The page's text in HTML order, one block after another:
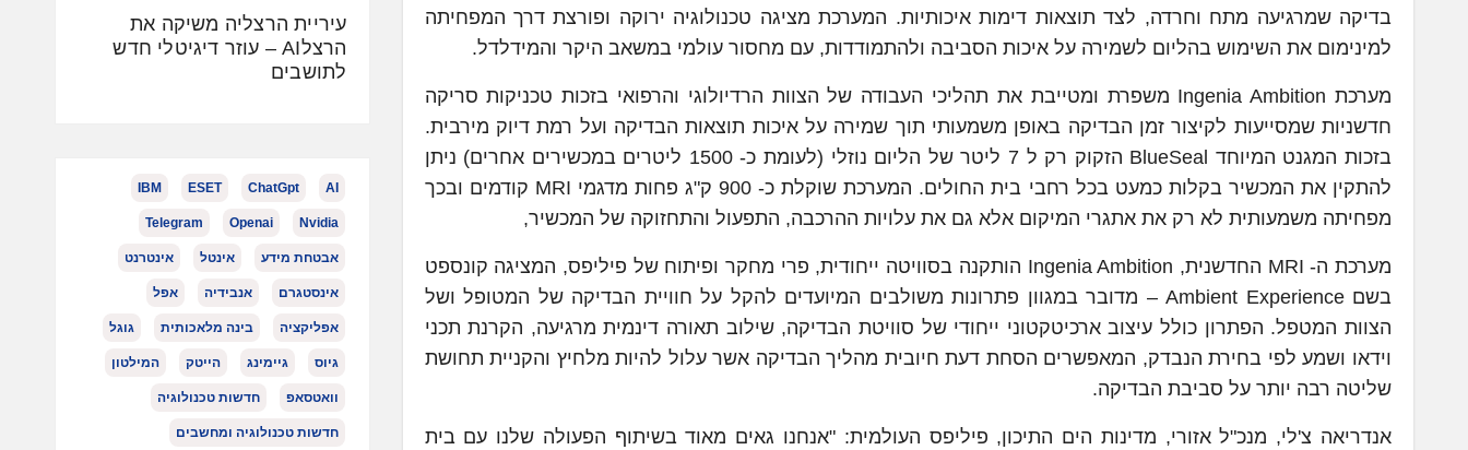
בדיקה שמרגיעה מתח וחרדה, לצד תוצאות דימות איכותיות. המערכת מציגה טכנולוגיה ירוקה ופורצת דרך המפחיתה
למינימום את השימוש בהליום לשמירה על איכות הסביבה ולהתמודדות, עם מחסור עולמי במשאב היקר והמידלדל.
מערכת Ingenia Ambition משפרת ומטייבת את תהליכי העבודה של הצוות הרדיולוגי והרפואי בזכות טכניקות סריקה
חדשניות שמסייעות לקיצור זמן הבדיקה באופן משמעותי תוך שמירה על איכות תוצאות הבדיקה ועל רמת דיוק מירבית.
בזכות המגנט המיוחד BlueSeal הזקוק רק ל 7 ליטר של הליום נוזלי (לעומת כ- 1500 ליטרים במכשירים אחרים) ניתן
להתקין את המכשיר בקלות כמעט בכל רחבי בית החולים. המערכת שוקלת כ- 900 ק"ג פחות מדגמי MRI קודמים ובכך
מפחיתה משמעותית לא רק את אתגרי המיקום אלא גם את עלויות ההרכבה, התפעול והתחזוקה של המכשיר,
מערכת ה- MRI החדשנית, Ingenia Ambition הותקנה בסוויטה ייחודית, פרי מחקר ופיתוח של פיליפס, המציגה קונספט
בשם Ambient Experience – מדובר במגוון פתרונות משולבים המיועדים להקל על חוויית הבדיקה של המטופל ושל
הצוות המטפל. הפתרון כולל עיצוב ארכיטקטוני ייחודי של סוויטת הבדיקה, שילוב תאורה דינמית מרגיעה, הקרנת תכני
וידאו ושמע לפי בחירת הנבדק, המאפשרים הסחת דעת חיובית מהליך הבדיקה אשר עלול להיות מלחיץ והקניית תחושת
שליטה רבה יותר על סביבת הבדיקה.
אנדריאה צ'לי, מנכ"ל אזורי, מדינות הים התיכון, פיליפס העולמית: "אנחנו גאים מאוד בשיתוף הפעולה שלנו עם בית
עיריית הרצליה משיקה את
הרצלAI – עוזר דיגיטלי חדש
לתושבים
AI
ChatGpt
ESET
IBM
Nvidia
Openai
Telegram
אבטחת מידע אינטל אינטרנט
אינסטגרם אנבידיה אפל
אפליקציה בינה מלאכותית גוגל
גיוס גיימינג הייטק המילטון
וואטסאפ חדשות טכנולוגיה
חדשות טכנולוגיה ומחשבים